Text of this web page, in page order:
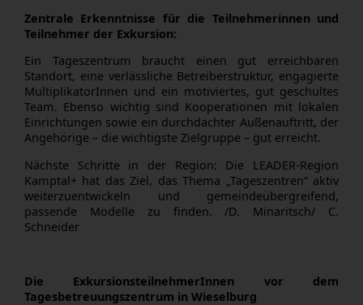
Zentrale Erkenntnisse für die Teilnehmerinnen und
Teilnehmer der Exkursion:
Ein Tageszentrum braucht einen gut erreichbaren
Standort, eine verlässliche Betreiberstruktur, engagierte
MultiplikatorInnen und ein motiviertes, gut geschultes
Team. Ebenso wichtig sind Kooperationen mit lokalen
Einrichtungen sowie ein durchdachter Außenauftritt, der
Angehörige – die wichtigste Zielgruppe – gut erreicht.
Nächste Schritte in der Region: Die LEADER‑Region
Kamptal+ hat das Ziel, das Thema „Tageszentren“ aktiv
weiterzuentwickeln und gemeindeübergreifend,
passende Modelle zu finden. /D. Minaritsch/ C.
Schneider
Die ExkursionsteilnehmerInnen vor dem
Tagesbetreuungszentrum in Wieselburg